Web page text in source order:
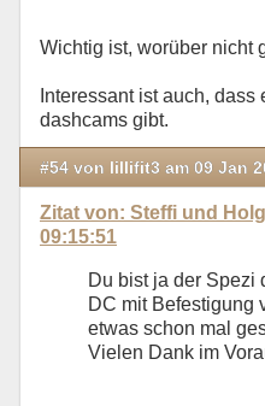
Wichtig ist, worüber nicht
Interessant ist auch,
dashcams gibt.
#54 von lillifit3 am 09 Jan
Zitat von: Steffi und
09:15:51
Du bist ja der Spezi
DC mit Befestigung
etwas schon mal
Vielen Dank im